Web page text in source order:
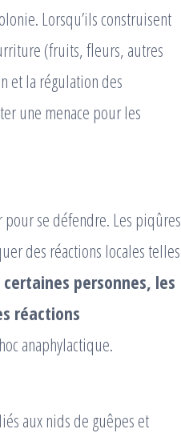
Lorsqu’ils construisent
(fruits, fleurs, autres
et la régulation des
une menace pour les
pour se défendre. Les piqûres
des réactions locales telles
certaines personnes, les
réactions
anaphylactique.
aux nids de guêpes et